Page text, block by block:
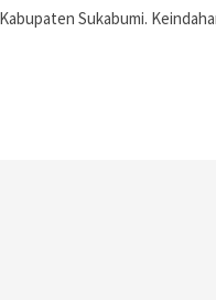
Sukabumi.